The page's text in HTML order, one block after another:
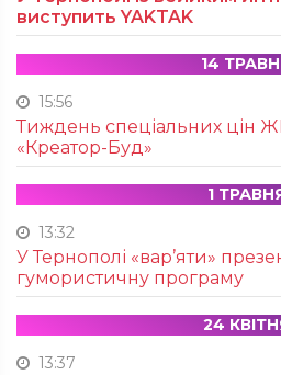
виступить YAKTAK
14
15:56
Тиждень спеціальних цін
«Креатор-Буд»
1
13:32
У Тернополі «вар’яти»
гумористичну програму
24
13:37